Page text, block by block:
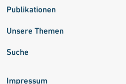
Publikationen
Unsere Themen
Suche
Impressum